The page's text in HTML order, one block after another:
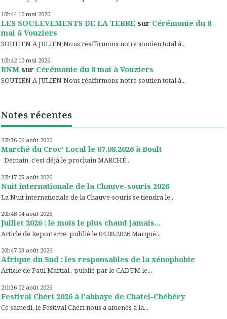
10h44 10 mai 2026
LES SOULEVEMENTS DE LA TERRE sur Cérémonie du 8
mai à Vouziers
SOUTIEN A JULIEN Nous réaffirmons notre soutien total à...
10h42 10 mai 2026
BNM sur Cérémonie du 8 mai à Vouziers
SOUTIEN A JULIEN Nous réaffirmons notre soutien total à...
Notes récentes
22h36 06 août 2026
Marché du Croc' Local le 07.08.2026 à Boult
Demain, c'est déjà le prochain MARCHÉ...
22h17 05 août 2026
Nuit internationale de la Chauve-souris 2026
La Nuit internationale de la Chauve-souris se tiendra le...
20h48 04 août 2026
Juillet 2026 : le mois le plus chaud jamais...
Article de Reporterre, publié le 04.08.2026 Marqué...
20h47 03 août 2026
Afrique du Sud : les responsables de la xénophobie
Article de Paul Martial , publié par le CADTM le...
21h36 02 août 2026
Festival Chéri 2026 à l'abbaye de Chatel-Chéhéry
Ce samedi, le Festival Chéri nous a amenés à la...